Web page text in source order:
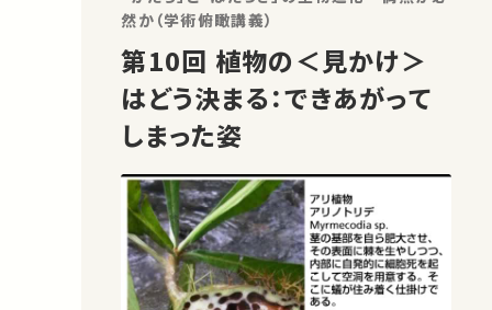
然か（学術俯瞰講義）
第10回 植物の＜見かけ＞
はどう決まる：できあがって
しまった姿